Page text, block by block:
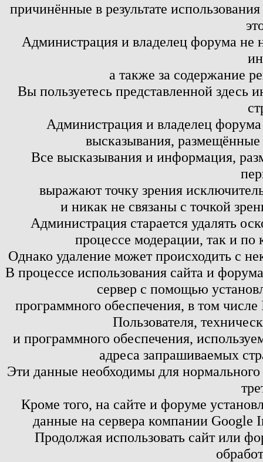
причинённые в результате
Администрация и владелец форума не
а также за содержание
Вы пользуетесь представленной здесь
Администрация и владелец
высказывания,
Все высказывания и информация,
выражают точку зрения
и никак не связаны с точкой
Администрация старается удалять
процессе модерации, так и по
Однако удаление может происходить с
В процессе использования сайта и
сервер с помощью
программного обеспечения, в том
Пользователя,
и программного обеспечения,
адреса запрашиваемых
Эти данные необходимы для
Кроме того, на сайте и форуме
данные на сервера компании
Продолжая использовать сайт или